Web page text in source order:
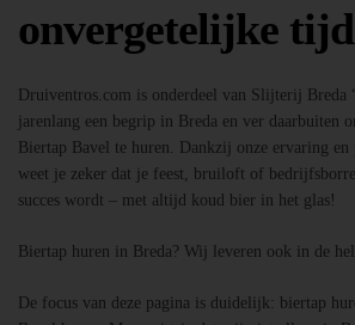
onvergetelijke tijd
Druiventros.com is onderdeel van Slijterij Breda
jarenlang een begrip in Breda en ver daarbuiten
Biertap Bavel te huren. Dankzij onze ervaring
weet je zeker dat je feest, bruiloft of
succes wordt – met altijd koud bier in het glas!
Biertap huren in Breda? Wij leveren ook in de
De focus van deze pagina is duidelijk: biertap